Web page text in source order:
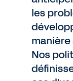
les
Nos